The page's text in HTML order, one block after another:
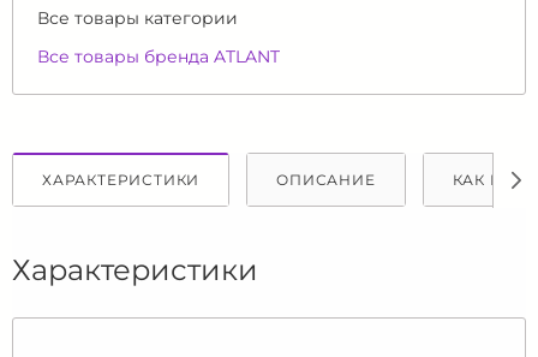
Все товары категории
Все товары бренда ATLANT
ХАРАКТЕРИСТИКИ ОПИСАНИЕ КАК
Характеристики